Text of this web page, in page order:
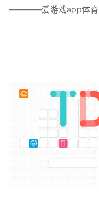
————爱游戏app体育